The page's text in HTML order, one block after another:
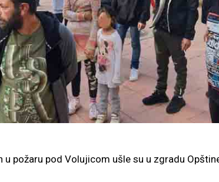
požaru pod Volujicom ušle su u zgradu